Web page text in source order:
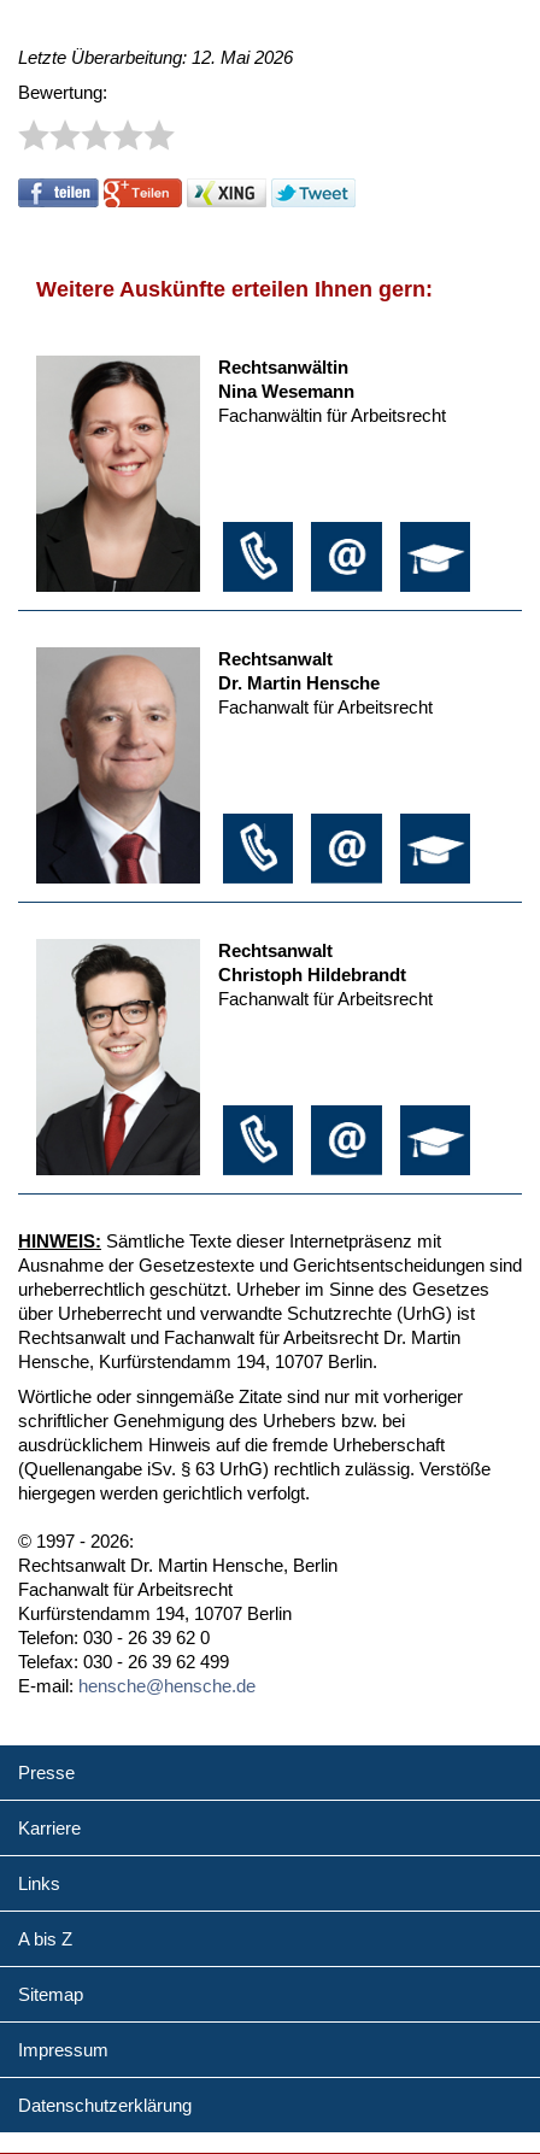
Letzte Überarbeitung: 12. Mai 2026
Bewertung:
Weitere Auskünfte erteilen Ihnen gern:
Rechtsanwältin
Nina Wesemann
Fachanwältin für Arbeitsrecht
Rechtsanwalt
Dr. Martin Hensche
Fachanwalt für Arbeitsrecht
Rechtsanwalt
Christoph Hildebrandt
Fachanwalt für Arbeitsrecht
HINWEIS: Sämtliche Texte dieser Internetpräsenz mit
Ausnahme der Gesetzestexte und Gerichtsentscheidungen sind
urheberrechtlich geschützt. Urheber im Sinne des Gesetzes
über Urheberrecht und verwandte Schutzrechte (UrhG) ist
Rechtsanwalt und Fachanwalt für Arbeitsrecht Dr. Martin
Hensche, Kurfürstendamm 194, 10707 Berlin.
Wörtliche oder sinngemäße Zitate sind nur mit vorheriger
schriftlicher Genehmigung des Urhebers bzw. bei
ausdrücklichem Hinweis auf die fremde Urheberschaft
(Quellenangabe iSv. § 63 UrhG) rechtlich zulässig. Verstöße
hiergegen werden gerichtlich verfolgt.
© 1997 - 2026:
Rechtsanwalt Dr. Martin Hensche, Berlin
Fachanwalt für Arbeitsrecht
Kurfürstendamm 194, 10707 Berlin
Telefon: 030 - 26 39 62 0
Telefax: 030 - 26 39 62 499
E-mail: hensche@hensche.de
Presse
Karriere
Links
A bis Z
Sitemap
Impressum
Datenschutzerklärung